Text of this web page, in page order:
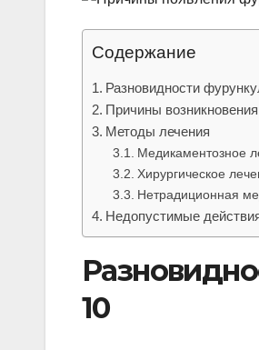
Содержание
Разновидности
Причины
Методы лечения
Медикаментозное
Хирургическое
Нетрадиционная
Недопустимые
10